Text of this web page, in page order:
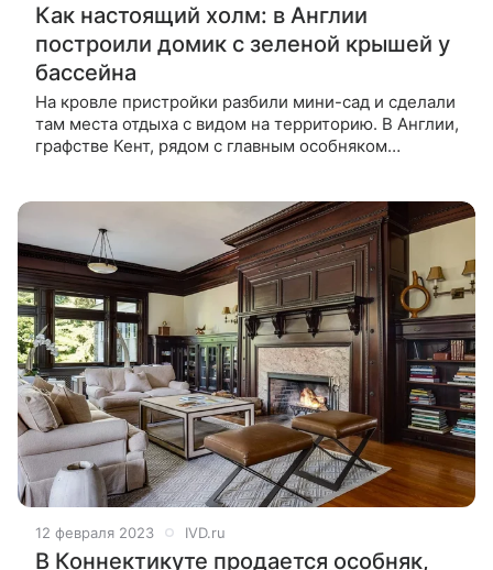
Как настоящий холм: в Англии
построили домик с зеленой крышей у
бассейна
На кровле пристройки разбили мини-сад и сделали
там места отдыха с видом на территорию. В Англии,
графстве Кент, рядом с главным особняком
12 февраля 2023 IVD.ru
В Коннектикуте продается особняк,